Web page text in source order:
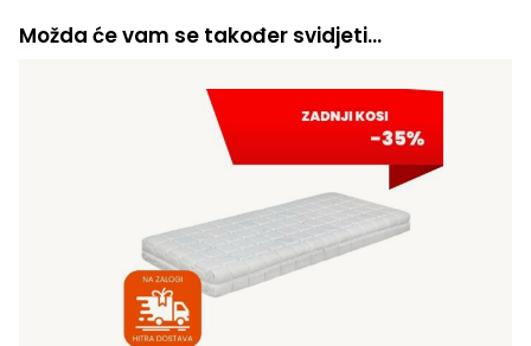
Možda će vam se također svidjeti…